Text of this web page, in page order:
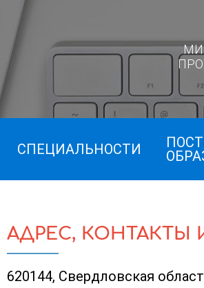
СПЕЦИАЛЬНОСТИ
АДРЕС, КОНТАКТЫ
620144, Свердловская